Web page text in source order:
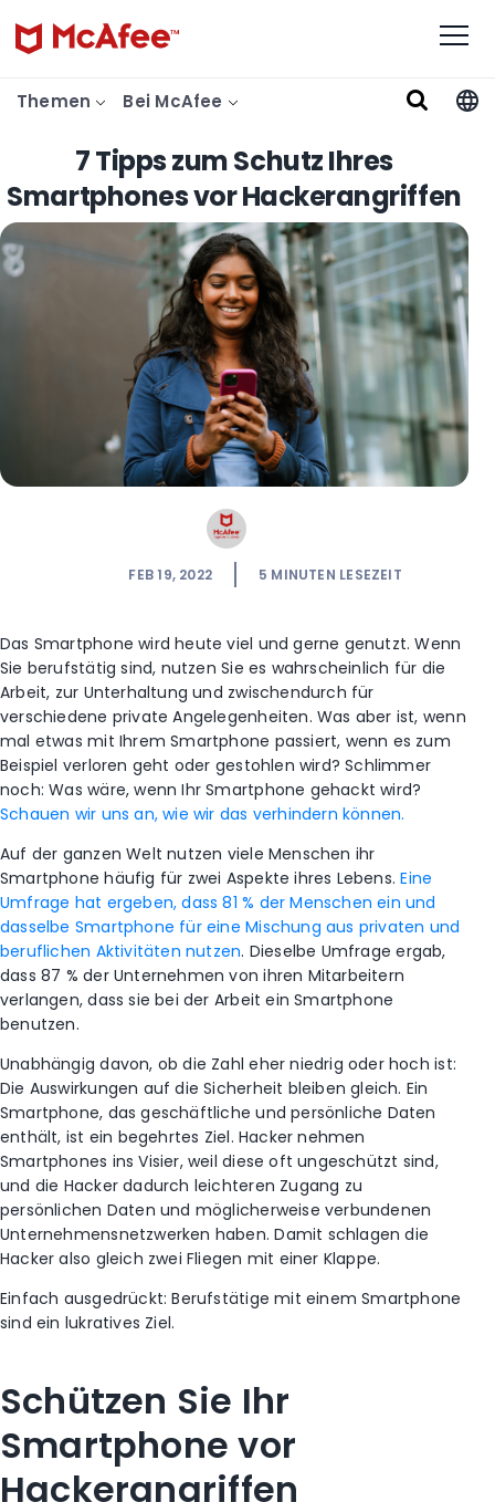
Themen Bei McAfee
7 Tipps zum Schutz Ihres
Smartphones vor Hackerangriffen
FEB 19, 2022 5 MINUTEN LESEZEIT
Das Smartphone wird heute viel und gerne genutzt. Wenn
Sie berufstätig sind, nutzen Sie es wahrscheinlich für die
Arbeit, zur Unterhaltung und zwischendurch für
verschiedene private Angelegenheiten. Was aber ist, wenn
mal etwas mit Ihrem Smartphone passiert, wenn es zum
Beispiel verloren geht oder gestohlen wird? Schlimmer
noch: Was wäre, wenn Ihr Smartphone gehackt wird?
Schauen wir uns an, wie wir das verhindern können.
Auf der ganzen Welt nutzen viele Menschen ihr
Smartphone häufig für zwei Aspekte ihres Lebens.Eine
Umfrage hat ergeben, dass 81 % der Menschen ein und
dasselbe Smartphone für eine Mischung aus privaten und
beruflichen Aktivitäten nutzen. Dieselbe Umfrage ergab,
dass 87 % der Unternehmen von ihren Mitarbeitern
verlangen, dass sie bei der Arbeit ein Smartphone
benutzen.
Unabhängig davon, ob die Zahl eher niedrig oder hoch ist:
Die Auswirkungen auf die Sicherheit bleiben gleich. Ein
Smartphone, das geschäftliche und persönliche Daten
enthält, ist ein begehrtes Ziel. Hacker nehmen
Smartphones ins Visier, weil diese oft ungeschützt sind,
und die Hacker dadurch leichteren Zugang zu
persönlichen Daten und möglicherweise verbundenen
Unternehmensnetzwerken haben. Damit schlagen die
Hacker also gleich zwei Fliegen mit einer Klappe.
Einfach ausgedrückt: Berufstätige mit einem Smartphone
sind ein lukratives Ziel.
Schützen Sie Ihr
Smartphone vor
Hackerangriffen